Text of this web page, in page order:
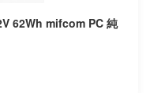
mifcom PC 純